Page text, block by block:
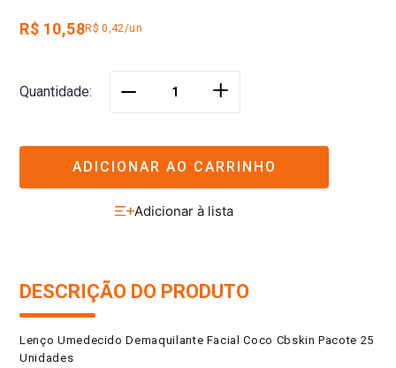
R$ 10,58R$ 0,42/un
Quantidade ＋
ADICIONAR AO CARRINHO
DESCRIÇÃO DO PRODUTO
Lenço Umedecido Demaquilante Facial Coco Cbskin Pacote 25
Unidades